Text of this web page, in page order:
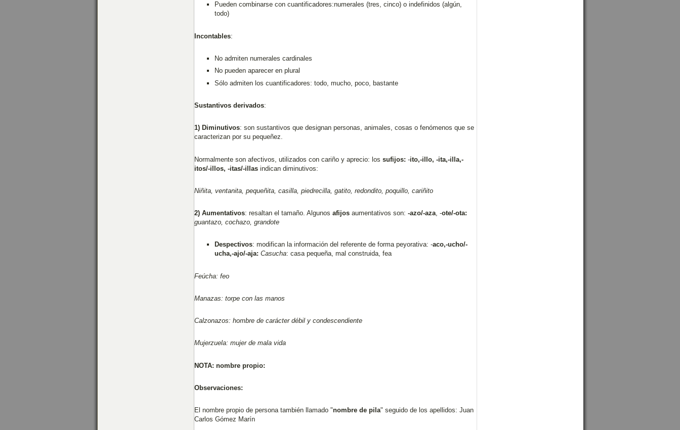
Pueden combinarse con cuantificadores:numerales (tres, cinco) o indefinidos (algún,
todo)
Incontables:
No admiten numerales cardinales
No pueden aparecer en plural
Sólo admiten los cuantificadores: todo, mucho, poco, bastante
Sustantivos derivados:
1) Diminutivos: son sustantivos que designan personas, animales, cosas o fenómenos que se
caracterizan por su pequeñez.
Normalmente son afectivos, utilizados con cariño y aprecio: los sufijos: -ito,-illo, -ita,-illa,-
itos/-illos, -itas/-illas indican diminutivos:
Niñita, ventanita, pequeñita, casilla, piedrecilla, gatito, redondito, poquillo, cariñito
2) Aumentativos: resaltan el tamaño. Algunos afijos aumentativos son: -azo/-aza, -ote/-ota:
guantazo, cochazo, grandote
Despectivos: modifican la información del referente de forma peyorativa: -aco,-ucho/-
ucha,-ajo/-aja: Casucha: casa pequeña, mal construida, fea
Feúcha: feo
Manazas: torpe con las manos
Calzonazos: hombre de carácter débil y condescendiente
Mujerzuela: mujer de mala vida
NOTA: nombre propio:
Observaciones:
El nombre propio de persona también llamado "nombre de pila" seguido de los apellidos: Juan
Carlos Gómez Marín